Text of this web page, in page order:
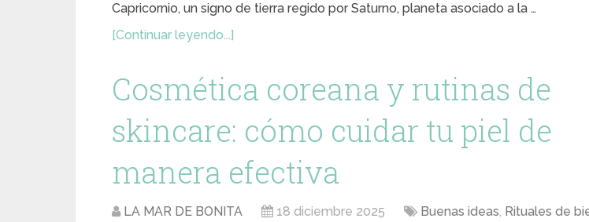
Capricornio, un signo de tierra regido por Saturno, planeta asociado a la …
[Continuar leyendo...]
Cosmética coreana y rutinas de
skincare: cómo cuidar tu piel de
manera efectiva
LA MAR DE BONITA 18 diciembre 2025 Buenas ideas, Rituales de